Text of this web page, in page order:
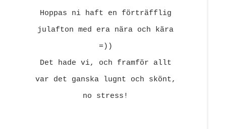
DIY
Hoppas ni haft en förträfflig
julafton med era nära och kära
=))
Det hade vi, och framför allt
var det ganska lugnt och skönt,
no stress!